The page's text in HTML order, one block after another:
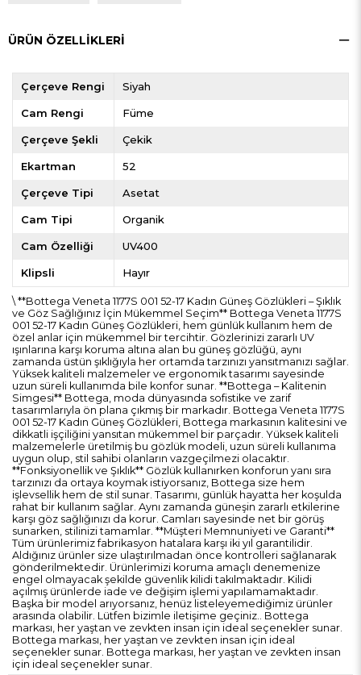
ÜRÜN ÖZELLIKLERI
Çerçeve Rengi Siyah
Cam Rengi Füme
Çerçeve Şekli Çekik
Ekartman 52
Çerçeve Tipi Asetat
Cam Tipi Organik
Cam Özelliği UV400
Klipsli Hayır
\ **Bottega Veneta 1177S 001 52-17 Kadın Güneş Gözlükleri – Şıklık
ve Göz Sağlığınız İçin Mükemmel Seçim** Bottega Veneta 1177S
001 52-17 Kadın Güneş Gözlükleri, hem günlük kullanım hem de
özel anlar için mükemmel bir tercihtir. Gözlerinizi zararlı UV
ışınlarına karşı koruma altına alan bu güneş gözlüğü, aynı
zamanda üstün şıklığıyla her ortamda tarzınızı yansıtmanızı sağlar.
Yüksek kaliteli malzemeler ve ergonomik tasarımı sayesinde
uzun süreli kullanımda bile konfor sunar. **Bottega – Kalitenin
Simgesi** Bottega, moda dünyasında sofistike ve zarif
tasarımlarıyla ön plana çıkmış bir markadır. Bottega Veneta 1177S
001 52-17 Kadın Güneş Gözlükleri, Bottega markasının kalitesini ve
dikkatli işçiliğini yansıtan mükemmel bir parçadır. Yüksek kaliteli
malzemelerle üretilmiş bu gözlük modeli, uzun süreli kullanıma
uygun olup, stil sahibi olanların vazgeçilmezi olacaktır.
**Fonksiyonellik ve Şıklık** Gözlük kullanırken konforun yanı sıra
tarzınızı da ortaya koymak istiyorsanız, Bottega size hem
işlevsellik hem de stil sunar. Tasarımı, günlük hayatta her koşulda
rahat bir kullanım sağlar. Aynı zamanda güneşin zararlı etkilerine
karşı göz sağlığınızı da korur. Camları sayesinde net bir görüş
sunarken, stilinizi tamamlar. **Müşteri Memnuniyeti ve Garanti**
Tüm ürünlerimiz fabrikasyon hatalara karşı iki yıl garantilidir.
Aldığınız ürünler size ulaştırılmadan önce kontrolleri sağlanarak
gönderilmektedir. Ürünlerimizi koruma amaçlı denemenize
engel olmayacak şekilde güvenlik kilidi takılmaktadır. Kilidi
açılmış ürünlerde iade ve değişim işlemi yapılamamaktadır.
Başka bir model arıyorsanız, henüz listeleyemediğimiz ürünler
arasında olabilir. Lütfen bizimle iletişime geçiniz.. Bottega
markası, her yaştan ve zevkten insan için ideal seçenekler sunar.
Bottega markası, her yaştan ve zevkten insan için ideal
seçenekler sunar. Bottega markası, her yaştan ve zevkten insan
için ideal seçenekler sunar.